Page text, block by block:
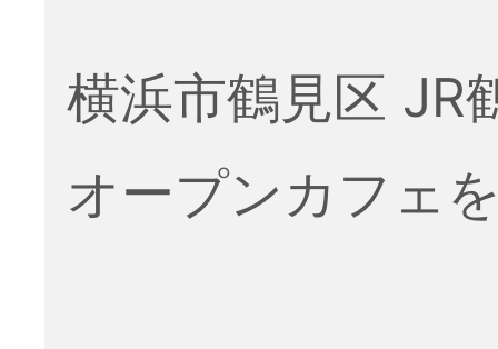
横浜市鶴見区 JR
オープンカフェ